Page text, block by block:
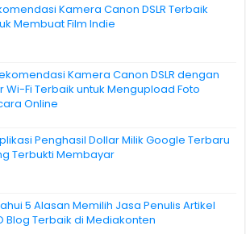
Kamera Canon DSLR Terbaik
Membuat Film Indie
Kamera Canon DSLR dengan
Wi-Fi Terbaik untuk Mengupload Foto
Online
Penghasil Dollar Milik Google Terbaru
Terbukti Membayar
5 Alasan Memilih Jasa Penulis Artikel
Blog Terbaik di Mediakonten